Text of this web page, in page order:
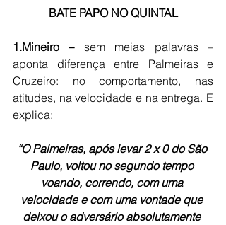
BATE PAPO NO QUINTAL
1.Mineiro – sem meias palavras –
aponta diferença entre Palmeiras e
Cruzeiro: no comportamento, nas
atitudes, na velocidade e na entrega. E
explica:
“O Palmeiras, após levar 2 x 0 do São
Paulo, voltou no segundo tempo
voando, correndo, com uma
velocidade e com uma vontade que
deixou o adversário absolutamente